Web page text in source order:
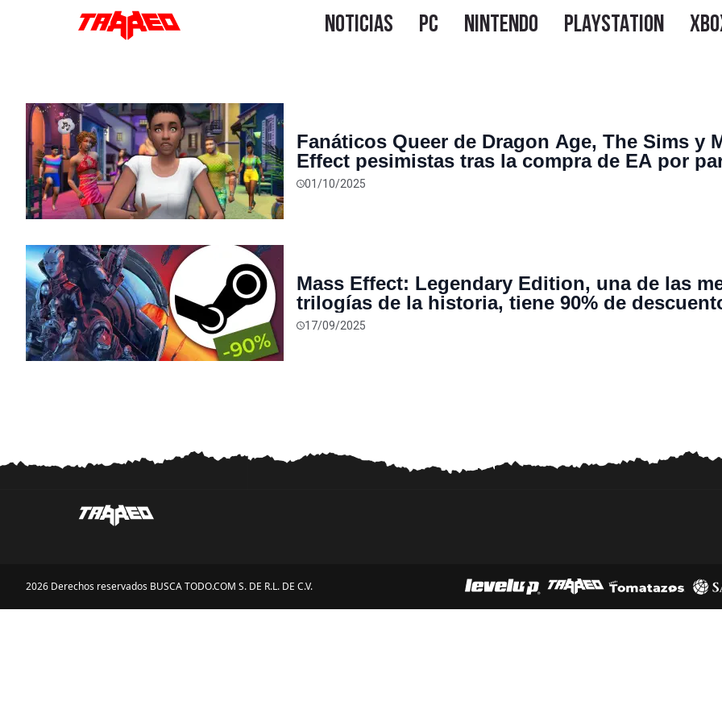
Fanáticos Queer de Dragon Age, The Sims y
Effect pesimistas tras la compra de EA por
Arabia Saudita: “Es indignante que esto
01/10/2025
Mass Effect: Legendary Edition, una de las
trilogías de la historia, tiene 90% de
cuesta $5.99 USD en Steam, pero la oferta
17/09/2025
2026 Derechos reservados BUSCA TODO.COM S. DE R.L. DE C.V.